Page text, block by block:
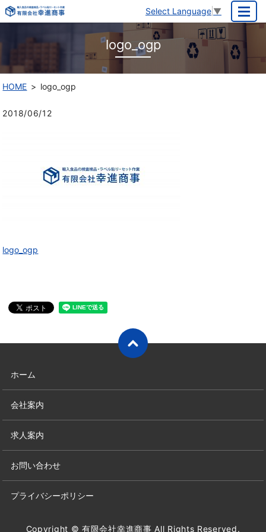
Select Language ▼
MENU
logo_ogp
HOME logo_ogp
2018/06/12
logo_ogp
ホーム
会社案内
求人案内
お問い合わせ
プライバシーポリシー
Copyright © 有限会社幸進商事 All Rights Reserved.